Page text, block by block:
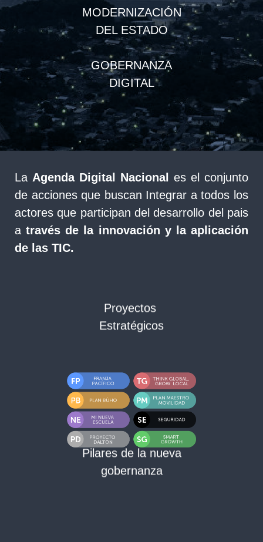
MODERNIZACIÓN
DEL ESTADO
GOBERNANZA
DIGITAL
La Agenda Digital Nacional es el conjunto
de acciones que buscan Integrar a todos los
actores que participan del desarrollo del pais
através de la innovación y la aplicación
de las TIC.
Proyectos
Estratégicos
Pilares de la nueva
gobernanza